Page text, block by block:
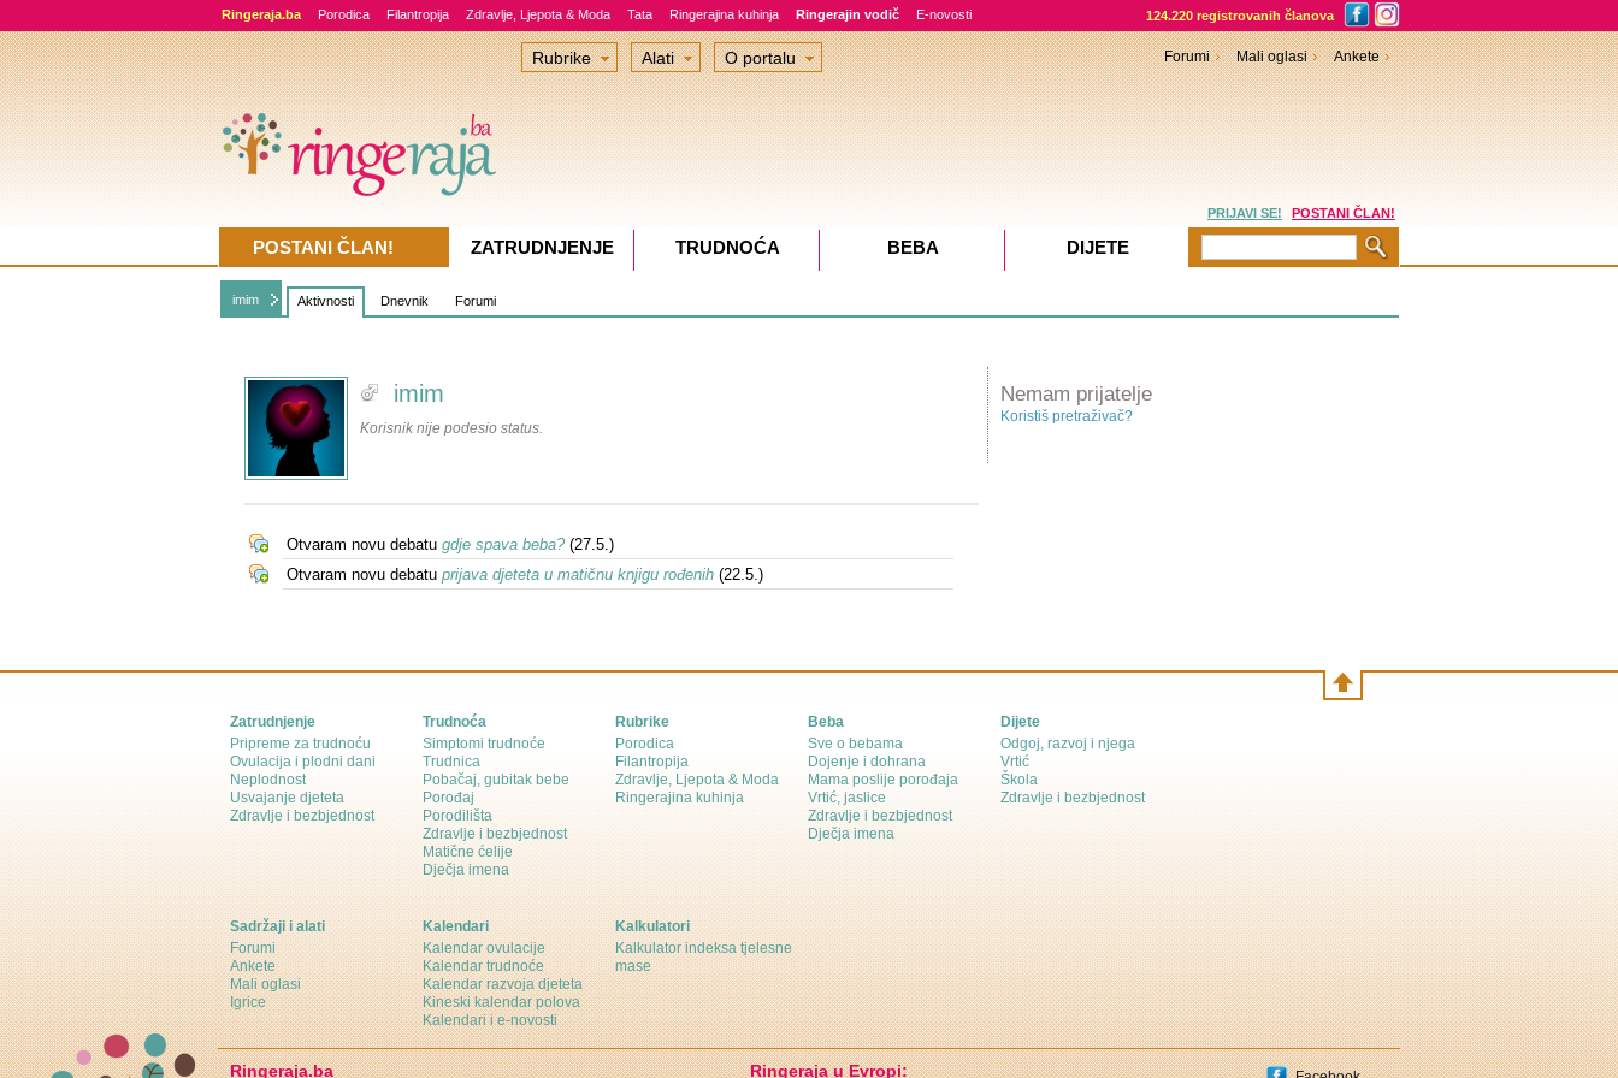
Ringeraja.ba Porodica Filantropija Zdravlje, Ljepota & Moda Tata Ringerajina kuhinja Ringerajin vodič E-novosti 124.220 registrovanih članova
imim Aktivnosti Dnevnik Forumi
imim
Korisnik nije podesio status.
Otvaram novu debatu gdje spava beba?(27.5.)
Otvaram novu debatu prijava djeteta u matičnu knjigu rođenih(22.5.)
Nemam prijatelje
Koristiš pretraživač?
Rubrike Alati O portalu Forumi Mali oglasi Ankete
PRIJAVI SE! POSTANI ČLAN!
POSTANI ČLAN! ZATRUDNJENJE TRUDNOĆA BEBA DIJETE
Zatrudnjenje
Pripreme za trudnoću
Ovulacija i plodni dani
Neplodnost
Usvajanje djeteta
Zdravlje i bezbjednost
Trudnoća
Simptomi trudnoće
Trudnica
Pobačaj, gubitak bebe
Porođaj
Porodilišta
Zdravlje i bezbjednost
Matične ćelije
Dječja imena
Rubrike
Porodica
Filantropija
Zdravlje, Ljepota & Moda
Ringerajina kuhinja
Beba
Sve o bebama
Dojenje i dohrana
Mama poslije porođaja
Vrtić, jaslice
Zdravlje i bezbjednost
Dječja imena
Dijete
Odgoj, razvoj i njega
Vrtić
Škola
Zdravlje i bezbjednost
Sadržaji i alati
Forumi
Ankete
Mali oglasi
Igrice
Kalendari
Kalendar ovulacije
Kalendar trudnoće
Kalendar razvoja djeteta
Kineski kalendar polova
Kalendari i e-novosti
Kalkulatori
Kalkulator indeksa tjelesne
mase
Ringeraja.ba Ringeraja u Evropi: